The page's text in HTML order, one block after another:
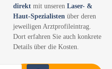
direkt mit unseren Laser- &
Haut-Spezialisten über deren
jeweiligen Arztprofileintrag.
Dort erfahren Sie auch konkrete
Details über die Kosten.